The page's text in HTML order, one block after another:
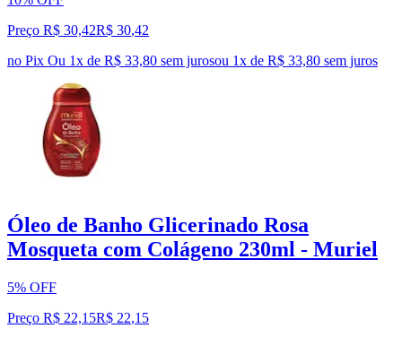
Preço R$ 30,42R$ 30,42
no Pix Ou 1x de R$ 33,80 sem jurosou 1x de R$ 33,80 sem juros
Óleo de Banho Glicerinado Rosa
Mosqueta com Colágeno 230ml - Muriel
5% OFF
Preço R$ 22,15R$ 22,15